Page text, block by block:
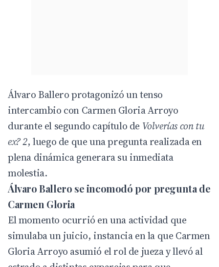
Álvaro Ballero protagonizó un tenso
intercambio con Carmen Gloria Arroyo
durante el segundo capítulo de Volverías con tu
ex? 2, luego de que una pregunta realizada en
plena dinámica generara su inmediata
molestia.
Álvaro Ballero se incomodó por pregunta de
Carmen Gloria
El momento ocurrió en una actividad que
simulaba un juicio, instancia en la que Carmen
Gloria Arroyo asumió el rol de jueza y llevó al